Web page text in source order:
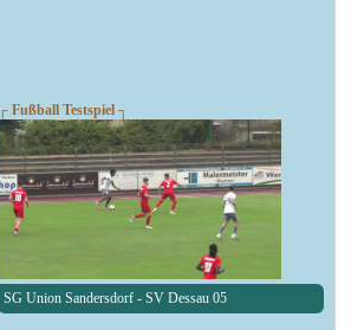
┌ Fußball Testspiel ┐
SG Union Sandersdorf - SV Dessau 05